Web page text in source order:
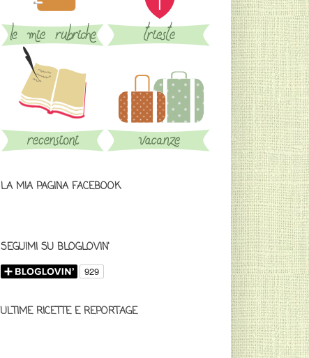
LA MIA PAGINA FACEBOOK
SEGUIMI SU BLOGLOVIN'
ULTIME RICETTE E REPORTAGE